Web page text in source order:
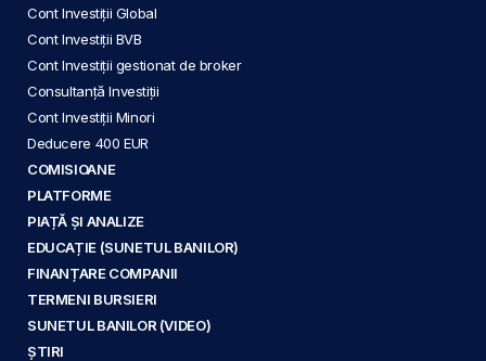
Cont Investiții Global
Cont Investiții BVB
Cont Investiții gestionat de broker
Consultanță Investiții
Cont Investiții Minori
Deducere 400 EUR
COMISIOANE
PLATFORME
PIAȚĂ ȘI ANALIZE
EDUCAȚIE (SUNETUL BANILOR)
FINANȚARE COMPANII
TERMENI BURSIERI
SUNETUL BANILOR (VIDEO)
ȘTIRI